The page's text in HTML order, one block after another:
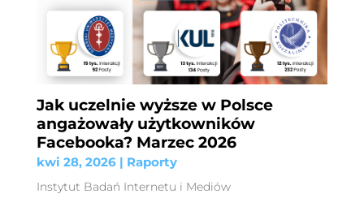
Jak uczelnie wyższe w Polsce
angażowały użytkowników
Facebooka? Marzec 2026
kwi 28, 2026| Raporty
Instytut Badań Internetu i Mediów